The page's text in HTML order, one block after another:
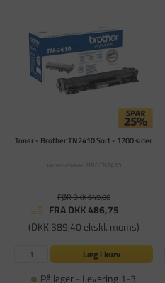
Toner - Brother TN2410 Sort - 1200 sider
Varenummer: BROTN2410
FØR DKK 649,00
FRA DKK 486,75
(DKK 389,40 ekskl. moms)
Læg i kurv
På lager - Levering 1-3